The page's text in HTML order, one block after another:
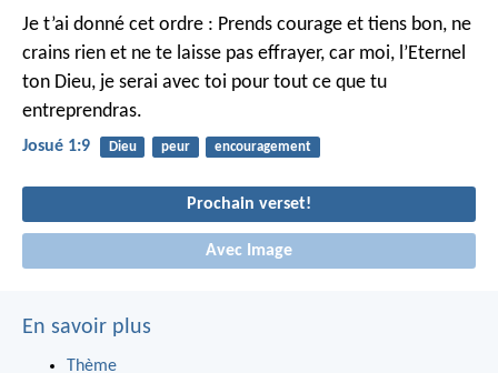
Je t’ai donné cet ordre : Prends courage et tiens bon, ne
crains rien et ne te laisse pas effrayer, car moi, l’Eternel
ton Dieu, je serai avec toi pour tout ce que tu
entreprendras.
Josué 1:9 Dieu peur encouragement
Prochain verset!
Avec Image
En savoir plus
Thème